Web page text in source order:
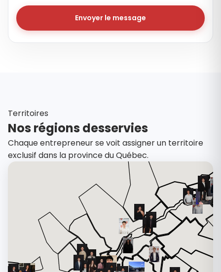
Envoyer le message
Territoires
Nos régions desservies
Chaque entrepreneur se voit assigner un territoire
exclusif dans la province du Québec.